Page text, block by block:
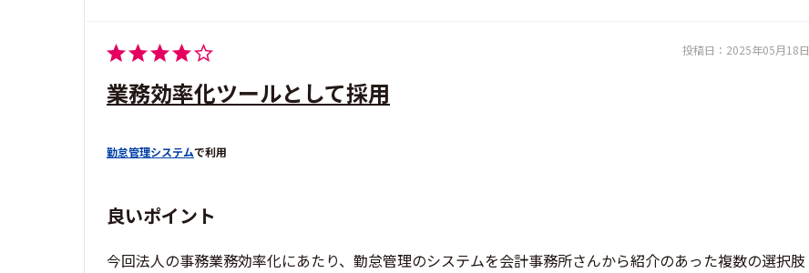
投稿日： 2025年05月18日
業務効率化ツールとして採用
勤怠管理システムで利用
良いポイント
今回法人の事務業務効率化にあたり、勤怠管理のシステムを会計事務所さんから紹介のあった複数の選択肢